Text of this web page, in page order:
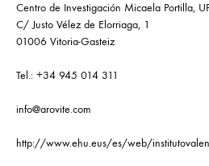
Centro de Investigación Micaela Portilla,
C/ Justo Vélez de Elorriaga, 1
01006 Vitoria-Gasteiz
Tel.: +34 945 014 311
info@arovite.com
http://www.ehu.eus/es/web/